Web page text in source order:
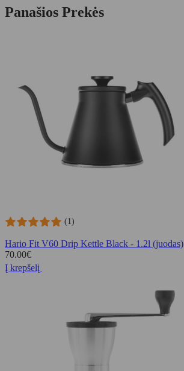
Panašios Prekės
(1)
Hario Fit V60 Drip Kettle Black - 1.2l (juodas)
70.00€
Į krepšelį